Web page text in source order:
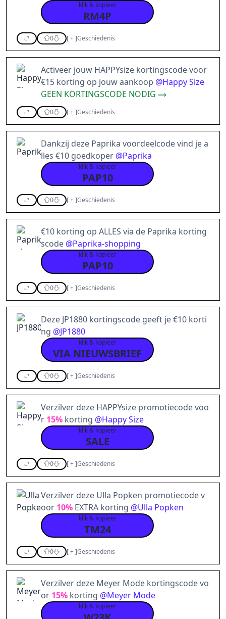
klik & kopieer
RM4P
0 [+]Geschiedenis
Activeer jouw HAPPYsize kortingscode voor
€15 korting op jouw aankoop @Happy Size
GEEN KORTINGSCODE NODIG
0 [+]Geschiedenis
Dankzij deze Paprika voordeelcode vind je a
lles €10 goedkoper @Paprika
klik & kopieer
PAP10
0 [+]Geschiedenis
€10 korting op ALLES via de Paprika korting
scode @Paprika-shopping
klik & kopieer
PAP10
0 [+]Geschiedenis
Deze JP1880 kortingscode geeft je €10 korti
ng @JP1880
klik & kopieer
VIA NIEUWSBRIEF
0 [+]Geschiedenis
Verzilver deze HAPPYsize promotiecode voo
r 15% korting @Happy Size
klik & kopieer
SALE
0 [+]Geschiedenis
Verzilver deze Ulla Popken promotiecode v
oor 10% EXTRA korting @Ulla Popken
klik & kopieer
TM24
0 [+]Geschiedenis
Verzilver deze Meyer Mode kortingscode vo
or 15% korting @Meyer Mode
klik & kopieer